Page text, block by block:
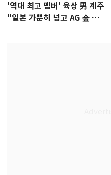
'역대 최고 멤버' 육상 男 계주
"일본 가뿐히 넘고 AG 金 따겠